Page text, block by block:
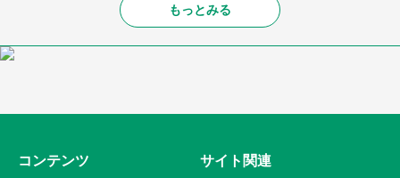
もっとみる
コンテンツ サイト関連